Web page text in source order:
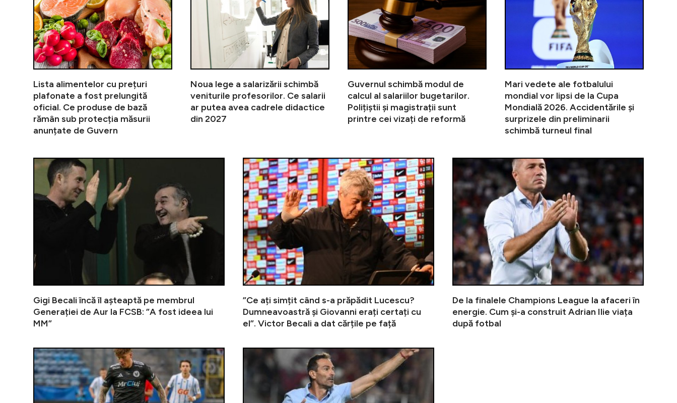
Lista alimentelor cu prețuri
plafonate a fost prelungită
oficial. Ce produse de bază
rămân sub protecția măsurii
anunțate de Guvern
Noua lege a salarizării schimbă
veniturile profesorilor. Ce salarii
ar putea avea cadrele didactice
din 2027
Guvernul schimbă modul de
calcul al salariilor bugetarilor.
Polițiștii și magistrații sunt
printre cei vizați de reformă
Mari vedete ale fotbalului
mondial vor lipsi de la Cupa
Mondială 2026. Accidentările și
surprizele din preliminarii
schimbă turneul final
Gigi Becali încă îl așteaptă pe membrul
Generației de Aur la FCSB: ”A fost ideea lui
MM”
Gigi Becali încă îl așteaptă pe membrul Generației de Aur la
”Ce ați simțit când s-a prăpădit Lucescu?
Dumneavoastră și Giovanni erați certați cu
el”. Victor Becali a dat cărțile pe față
De la finalele Champions League la afaceri în
energie. Cum și-a construit Adrian Ilie viața
după fotbal
Incredibil! Ce salariu încasează Coubiș în a liga a doua din Anglia